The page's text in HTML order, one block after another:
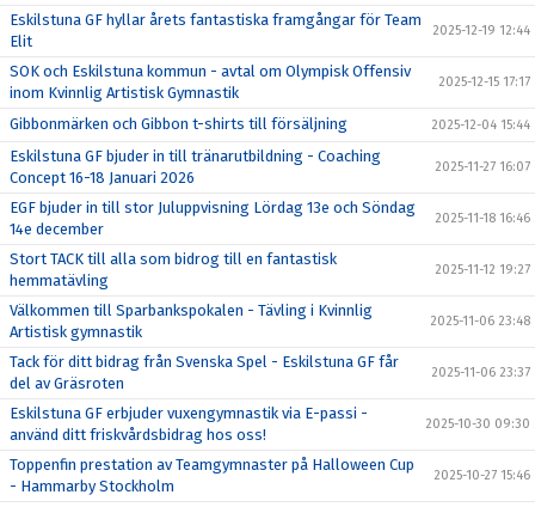
Eskilstuna GF hyllar årets fantastiska framgångar för Team
Elit
2025-12-19 12:44
SOK och Eskilstuna kommun - avtal om Olympisk Offensiv
inom Kvinnlig Artistisk Gymnastik
2025-12-15 17:17
Gibbonmärken och Gibbon t-shirts till försäljning 2025-12-04 15:44
Eskilstuna GF bjuder in till tränarutbildning - Coaching
Concept 16-18 Januari 2026
2025-11-27 16:07
EGF bjuder in till stor Juluppvisning Lördag 13e och Söndag
14e december
2025-11-18 16:46
Stort TACK till alla som bidrog till en fantastisk
hemmatävling
2025-11-12 19:27
Välkommen till Sparbankspokalen - Tävling i Kvinnlig
Artistisk gymnastik
2025-11-06 23:48
Tack för ditt bidrag från Svenska Spel - Eskilstuna GF får
del av Gräsroten
2025-11-06 23:37
Eskilstuna GF erbjuder vuxengymnastik via E-passi -
använd ditt friskvårdsbidrag hos oss!
2025-10-30 09:30
Toppenfin prestation av Teamgymnaster på Halloween Cup
- Hammarby Stockholm
2025-10-27 15:46